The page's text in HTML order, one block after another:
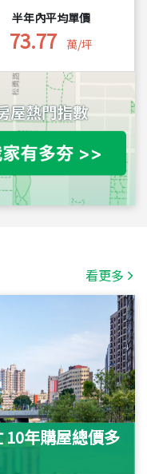
半年內平均單價
73.77 萬/坪
看更多
10年購屋總價多